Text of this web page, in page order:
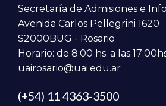
Secretaría de Admisiones e
Avenida Carlos Pellegrini 1620
S2000BUG - Rosario
Horario: de 8:00 hs. a las
uairosario@uai.edu.ar
(+54) 11 4363-3500